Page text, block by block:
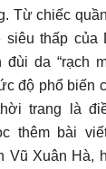
Từ chiếc
siêu thấp của
đùi da “rạch
độ phổ biến
trang là
thêm bài
Vũ Xuân Hà,